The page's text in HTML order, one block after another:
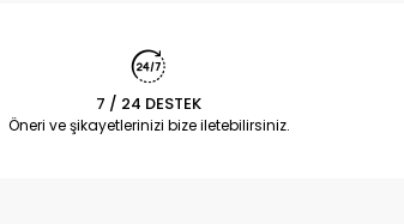
7 / 24 DESTEK
Öneri ve şikayetlerinizi bize iletebilirsiniz.